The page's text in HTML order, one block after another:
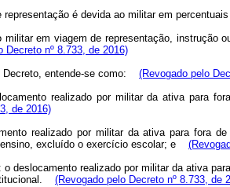
é devida ao militar em
em viagem de representação, instrução
Decreto nº 8.733, de 2016)
entende-se como:
(Revogado pelo
realizado por militar da ativa para
de 2016)
realizado por militar da ativa para fora
excluído o exercício escolar; e
o deslocamento realizado por militar da ativa
(Revogado pelo Decreto nº 8.733, de